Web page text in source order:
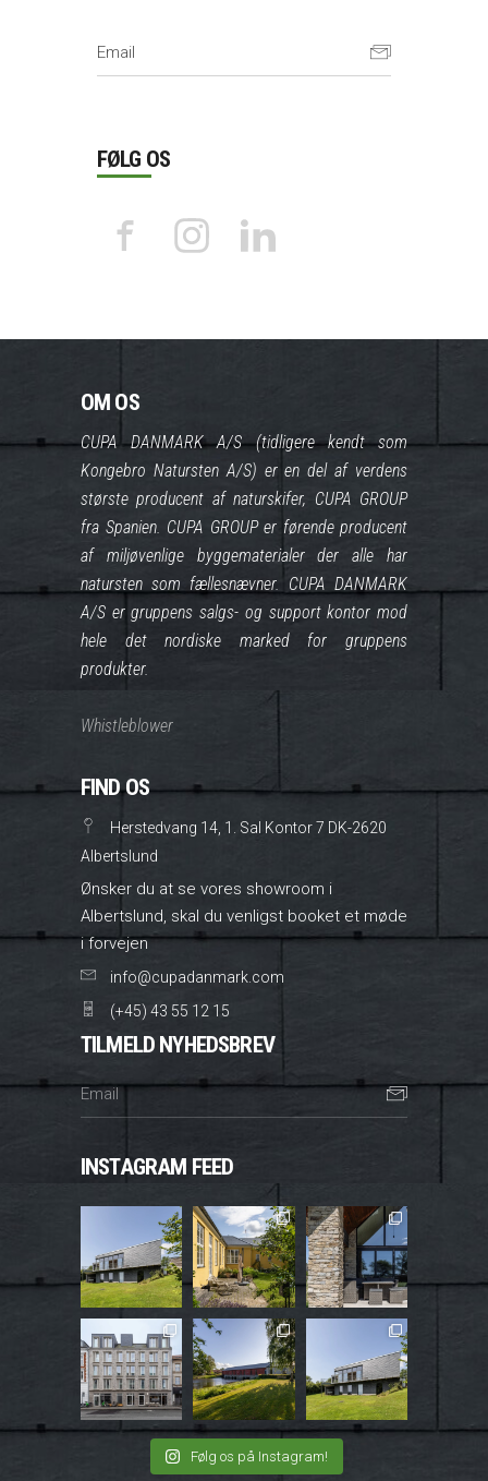
FØLG OS
OM OS
CUPA DANMARK A/S (tidligere kendt som
Kongebro Natursten A/S) er en del af verdens
største producent af naturskifer, CUPA GROUP
fra Spanien. CUPA GROUP er førende producent
af miljøvenlige byggematerialer der alle har
natursten som fællesnævner. CUPA DANMARK
A/S er gruppens salgs- og support kontor mod
hele det nordiske marked for gruppens
produkter.
Whistleblower
FIND OS
Herstedvang 14, 1. Sal Kontor 7 DK-2620
Albertslund
Ønsker du at se vores showroom i
Albertslund, skal du venligst booket et møde
i forvejen
info@cupadanmark.com
(+45) 43 55 12 15
TILMELD NYHEDSBREV
INSTAGRAM FEED
Følg os på Instagram!